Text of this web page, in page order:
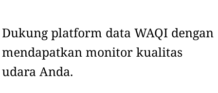
Dukung platform data WAQI dengan
mendapatkan monitor kualitas
udara Anda.